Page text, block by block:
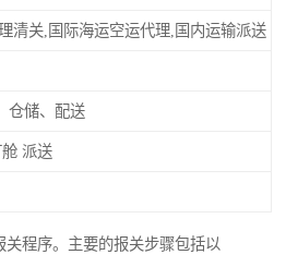
清关,国际海运空运代理,国内运输派送
仓储、配送
派送
关程序。主要的报关步骤包括以